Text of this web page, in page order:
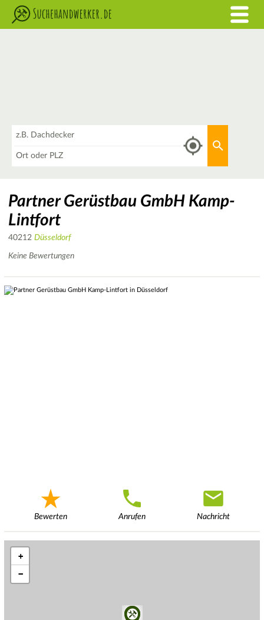
Partner Gerüstbau GmbH Kamp-
Lintfort
40212 Düsseldorf
Keine Bewertungen
Bewerten Anrufen Nachricht
+
−